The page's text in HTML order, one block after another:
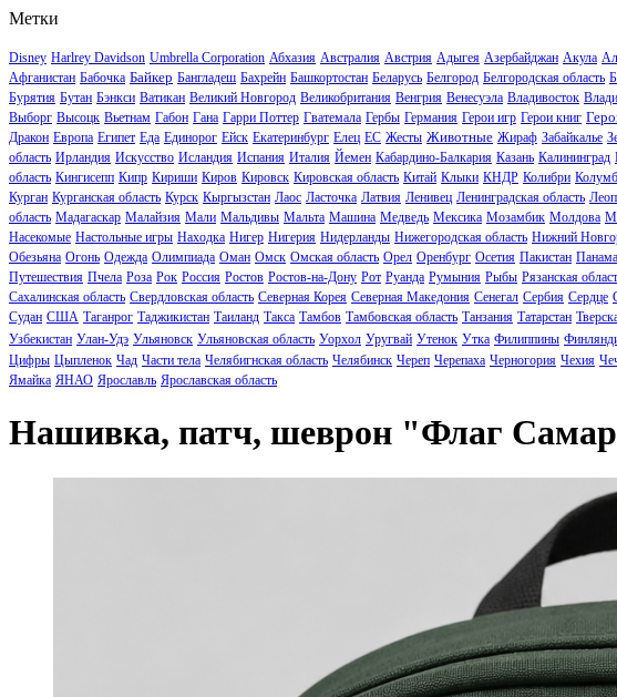
Метки
Disney Harlrey Davidson Umbrella Corporation Абхазия Австралия Австрия Адыгея Азербайджан Акула
Афганистан Бабочка Байкер Бангладеш Бахрейн Башкортостан Беларусь Белгород Белгородская область
Бурятия Бутан Бэнкси Ватикан Великий Новгород Великобритания Венгрия Венесуэла Владивосток
Выборг Высоцк Вьетнам Габон Гана Гарри Поттер Гватемала Гербы Германия Герои игр Герои книг
Дракон Европа Египет Еда Единорог Ейск Екатеринбург Елец ЕС Жесты Животные Жираф Забайкалье
область Ирландия Искусство Исландия Испания Италия Йемен Кабардино-Балкария Казань Калининград
область Кингисепп Кипр Кириши Киров Кировск Кировская область Китай Клыки КНДР Колибри
Курган Курганская область Курск Кыргызстан Лаос Ласточка Латвия Ленивец Ленинградская область
область Мадагаскар Малайзия Мали Мальдивы Мальта Машина Медведь Мексика Мозамбик Молдова
Насекомые Настольные игры Находка Нигер Нигерия Нидерланды Нижегородская область Нижний
Обезьяна Огонь Одежда Олимпиада Оман Омск Омская область Орел Оренбург Осетия Пакистан Панама
Путешествия Пчела Роза Рок Россия Ростов Ростов-на-Дону Рот Руанда Румыния Рыбы Рязанская
Сахалинская область Свердловская область Северная Корея Северная Македония Сенегал Сербия Сердце
Судан США Таганрог Таджикистан Таиланд Такса Тамбов Тамбовская область Танзания Татарстан
Узбекистан Улан-Удэ Ульяновск Ульяновская область Уорхол Уругвай Утенок Утка Филиппины
Цифры Цыпленок Чад Части тела Челябигнская область Челябинск Череп Черепаха Черногория Чехия
Ямайка ЯНАО Ярославль Ярославская область
Нашивка, патч, шеврон "Флаг